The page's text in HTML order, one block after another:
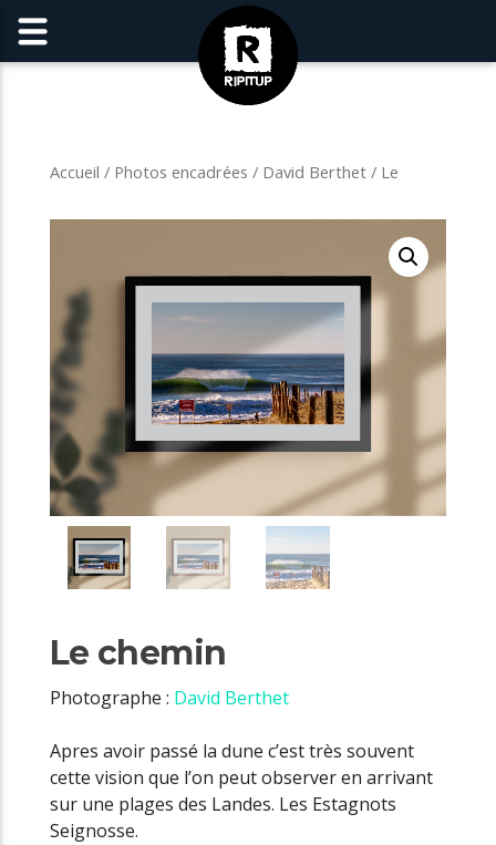
Accueil / Photos encadrées / David Berthet/ Le
Le chemin
Photographe : David Berthet
Apres avoir passé la dune c’est très souvent
cette vision que l’on peut observer en arrivant
sur une plages des Landes. Les Estagnots
Seignosse.